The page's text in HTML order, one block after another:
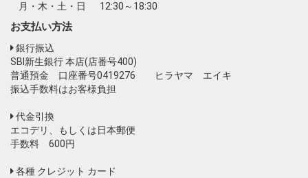
月・木・土・日
12:30～18:30
お支払い方法
銀行振込
SBI新生銀行 本店(店番号400)
普通預金 口座番号0419276 ヒラヤマ エイキ
振込手数料はお客様負担
代金引換
エコデリ、もしくは日本郵便
手数料 600円
各種 クレジット カード